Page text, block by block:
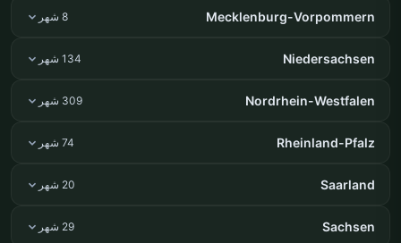
Mecklenburg-Vorpommern 8 شهر
Niedersachsen 134 شهر
Nordrhein-Westfalen 309 شهر
Rheinland-Pfalz 74 شهر
Saarland 20 شهر
Sachsen 29 شهر